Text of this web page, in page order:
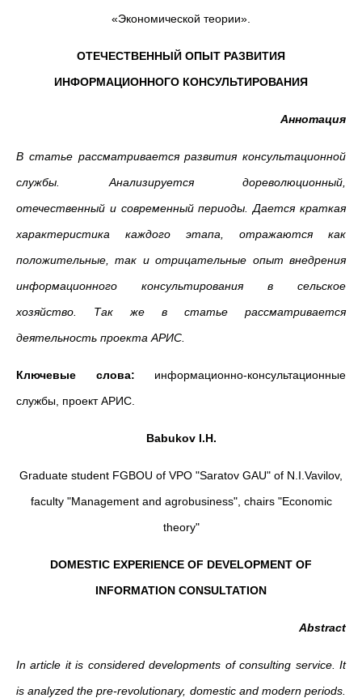
«Экономической теории».
ОТЕЧЕСТВЕННЫЙ ОПЫТ РАЗВИТИЯ
ИНФОРМАЦИОННОГО КОНСУЛЬТИРОВАНИЯ
Аннотация
В статье рассматривается развития консультационной
службы. Анализируется дореволюционный,
отечественный и современный периоды. Дается краткая
характеристика каждого этапа, отражаются как
положительные, так и отрицательные опыт внедрения
информационного консультирования в сельское
хозяйство. Так же в статье рассматривается
деятельность проекта АРИС.
Ключевые слова: информационно-консультационные
службы, проект АРИС.
Babukov I.H.
Graduate student FGBOU of VPO "Saratov GAU" of N.I.Vavilov,
faculty "Management and agrobusiness", chairs "Economic
theory"
DOMESTIC EXPERIENCE OF DEVELOPMENT OF
INFORMATION CONSULTATION
Abstract
In article it is considered developments of consulting service. It
is analyzed the pre-revolutionary, domestic and modern periods.